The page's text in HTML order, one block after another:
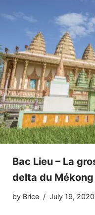
Bac Lieu – La
delta du Mékong
by Brice July 19, 2020